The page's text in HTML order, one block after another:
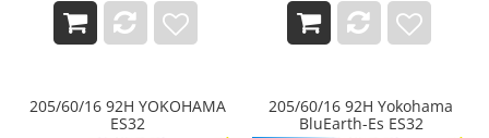
TRACMAX
Trelleborg
Tyrex
TYREX ALL STEEL
205/60/16 92H YOKOHAMA
ES32
205/60/16 92H Yokohama
BluEarth-Es ES32